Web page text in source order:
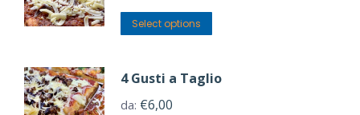
Select options
4 Gusti a Taglio
da: €6,00